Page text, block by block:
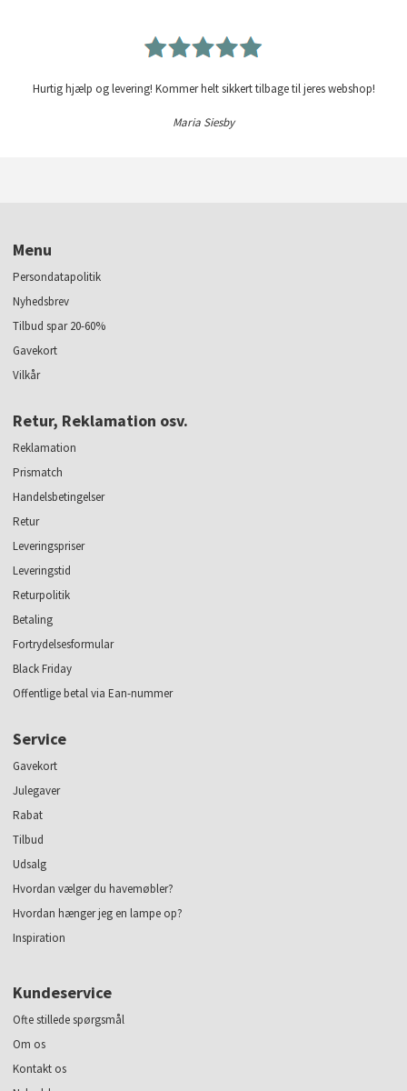
Hurtig hjælp og levering! Kommer helt sikkert tilbage til jeres webshop!
Maria Siesby
Menu
Persondatapolitik
Nyhedsbrev
Tilbud spar 20-60%
Gavekort
Vilkår
Retur, Reklamation osv.
Reklamation
Prismatch
Handelsbetingelser
Retur
Leveringspriser
Leveringstid
Returpolitik
Betaling
Fortrydelsesformular
Black Friday
Offentlige betal via Ean-nummer
Service
Gavekort
Julegaver
Rabat
Tilbud
Udsalg
Hvordan vælger du havemøbler?
Hvordan hænger jeg en lampe op?
Inspiration
Kundeservice
Ofte stillede spørgsmål
Om os
Kontakt os